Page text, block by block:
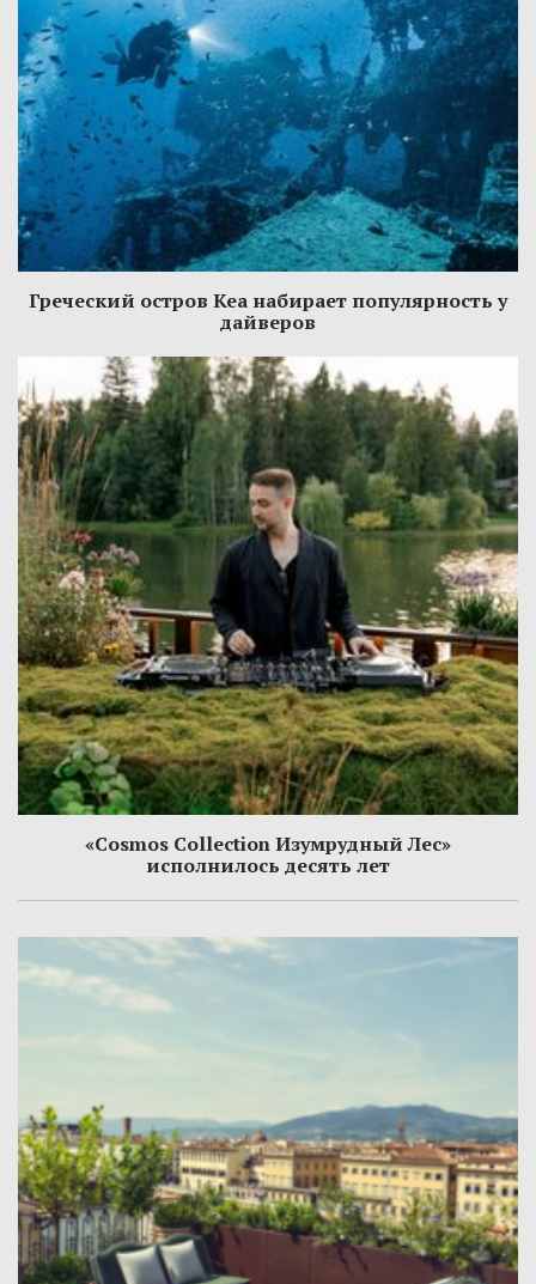
Греческий остров Кеа набирает популярность у
дайверов
«Cosmos Collection Изумрудный Лес»
исполнилось десять лет